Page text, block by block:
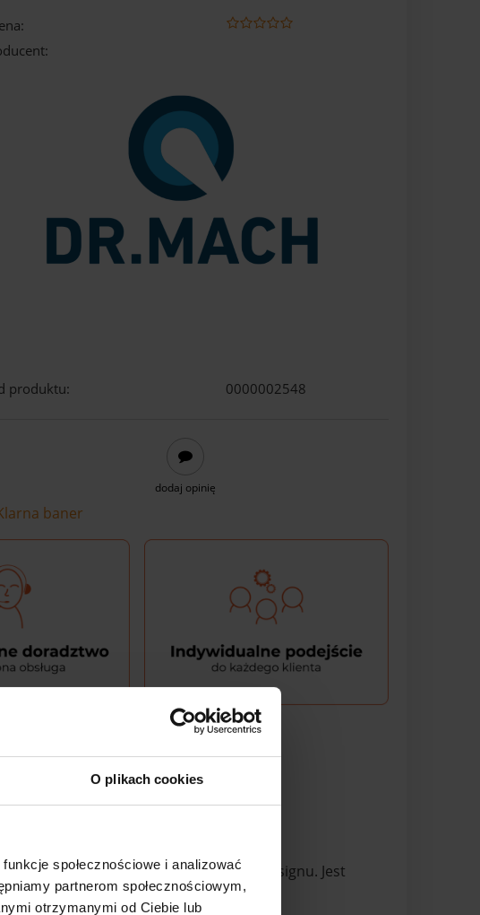
O plikach cookies
społecznościowe i analizować
partnerom społecznościowym,
otrzymanymi od Ciebie lub
produktu: 0000002548
dodaj opinię
niezawodności i nowoczesnego designu. Jest